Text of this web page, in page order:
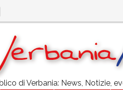
di Verbania: News, Notizie,